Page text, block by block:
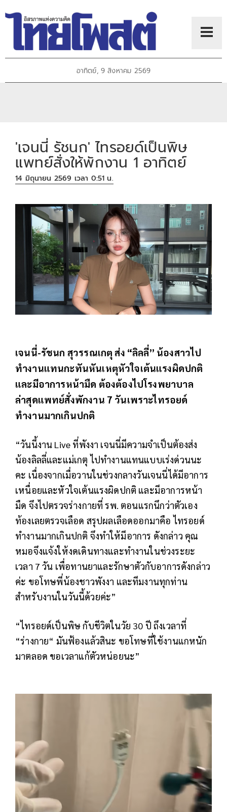
อาทิตย์, 9 สิงหาคม 2569
'เจนนี่ รัชนก' ไทรอยด์เป็นพิษ
แพทย์สั่งให้พักงาน 1 อาทิตย์
14 มิถุนายน 2569 เวลา 0:51 น.
เจนนี่-รัชนก สุวรรณเกตุ ส่ง “ลิลลี่” น้องสาวไป
ทำงานแทนกะทันหันเหตุหัวใจเต้นแรงผิดปกติ
และมีอาการหน้ามืด ต้องต้องไปโรงพยาบาล
ล่าสุดแพทย์สั่งพักงาน 7 วันเพราะไทรอยด์
ทำงานมากเกินปกติ
“วันนี้งาน Live ที่พังงา เจนนี่มีความจำเป็นต้องส่ง
น้องลิลลี่และแม่เกตุ ไปทำงานแทนแบบเร่งด่วนนะ
คะ เนื่องจากเมื่อวานในช่วงกลางวันเจนนี่ได้มีอาการ
เหนื่อยและหัวใจเต้นแรงผิดปกติ และมีอาการหน้า
มืด จึงไปตรวจร่างกายที่ รพ. ตอนแรกนึกว่าตัวเอง
ท้องเลยตรวจเลือด สรุปผลเลือดออกมาคือ ไทรอยด์
ทำงานมากเกินปกติ จึงทำให้มีอาการ ดังกล่าว คุณ
หมอจึงแจ้งให้งดเดินทางและทำงานในช่วงระยะ
เวลา 7 วัน เพื่อทานยาและรักษาตัวกับอาการดังกล่าว
ค่ะ ขอโทษพี่น้องชาวพังงา และทีมงานทุกท่าน
สำหรับงานในวันนี้ด้วยค่ะ”
“ไทรอยด์เป็นพิษ กับชีวิตในวัย 30 ปี ถึงเวลาที่
“ร่างกาย“ มันฟ้องแล้วสินะ ขอโทษที่ใช้งานแกหนัก
มาตลอด ขอเวลาแก้ตัวหน่อยนะ”